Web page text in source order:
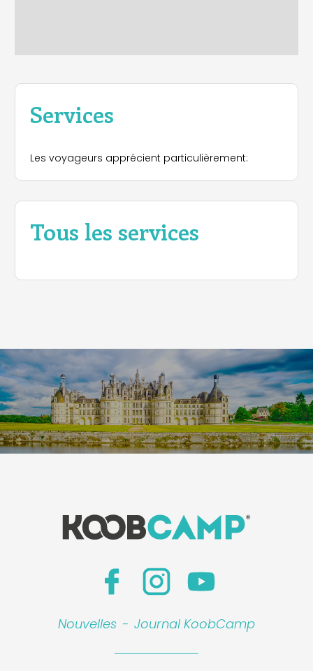
Services
Les voyageurs apprécient particulièrement:
Tous les services
Nouvelles - Journal KoobCamp